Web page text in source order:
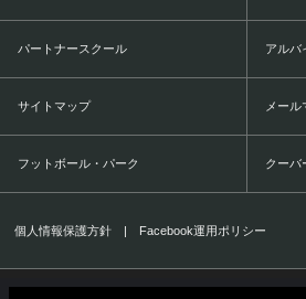
パートナースクール アルバ
サイトマップ メール
フットボール・パーク クーバ
個人情報保護方針 | Facebook運用ポリシー